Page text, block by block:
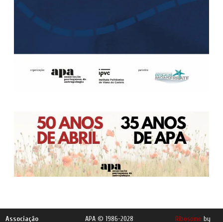
Associação APA © 1986-2028 Ribosome by